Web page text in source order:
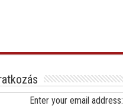
Enter your email address: